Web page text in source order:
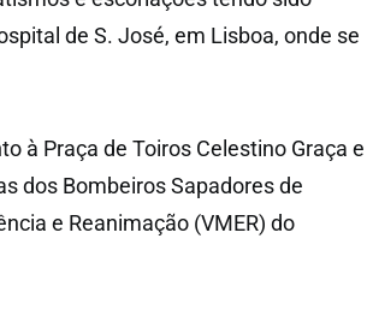
de S. José, em Lisboa, onde se
à Praça de Toiros Celestino Graça e
dos Bombeiros Sapadores de
e Reanimação (VMER) do